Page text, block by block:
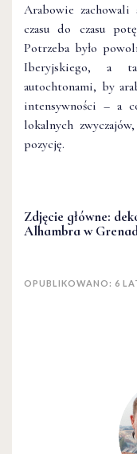
Arabowie
czasu do czasu
Potrzeba było
Iberyjskiego, a
autochtonami, by
intensywności – a
lokalnych
pozycję.
Zdjęcie główne:
Alhambra w
OPUBLIKOWANO: 6